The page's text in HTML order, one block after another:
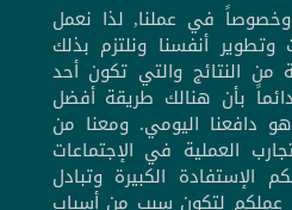
في عملنا, لذا نعمل
أنفسنا ونلتزم بذلك
النتائج والتي تكون أحد
بأن هنالك طريقة أفضل
دافعنا اليومي. ومعنا من
العملية في الإجتماعات
الإستفادة الكبيرة وتبادل
عملكم لتكون سبب من أسباب